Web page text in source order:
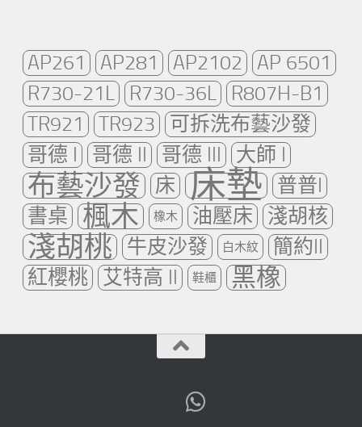
AP261 AP281 AP2102
AP 6501
R730-21L
R730-36L
R807H-B1
TR921
TR923
可拆洗布藝沙發
哥德 I
哥德 II 哥德 III 大師 I
布藝沙發 床 床墊
普普I
書桌
楓木 橡木 油壓床 淺胡核
淺胡桃 牛皮沙發 白木紋
簡約II
紅櫻桃
艾特高 II 鞋櫃 黑橡